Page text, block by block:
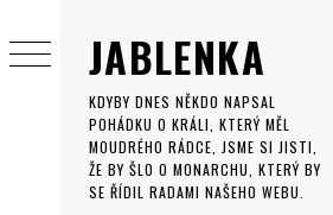
JABLENKA
KDYBY DNES NĚKDO NAPSAL
POHÁDKU O KRÁLI, KTERÝ MĚL
MOUDRÉHO RÁDCE, JSME SI JISTI,
ŽE BY ŠLO O MONARCHU, KTERÝ BY
SE ŘÍDIL RADAMI NAŠEHO WEBU.
to
content